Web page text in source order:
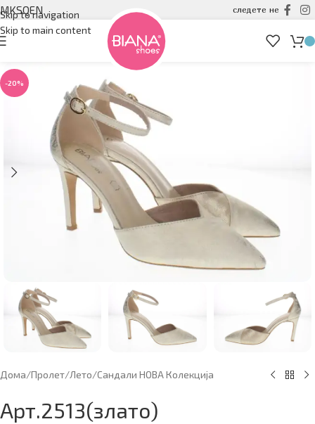
Skip to navigation
Skip to main content
MKSQEN следете не
-20%
Дома/Пролет/Лето/Сандали НОВА Колекција
Арт.2513(злато)